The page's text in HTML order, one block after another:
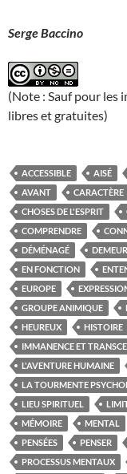
Serge Baccino
(Note : Sauf pour les
libres et gratuites)
ACCESSIBLE AISÉ
AVANT
CARACTÈRE
CHOSES DE L'ESPRIT
COMPRENDRE
DÉMÉNAGÉ
EN FONCTION
EUROPE
GROUPE ANIMIQUE
HEUREUX
HISTOIRE
IMMANENCE ET
L'AVENTURE HUMAINE
LA TOURMENTE
LIEU SPIRITUEL
MÉMOIRE
MENTAL
PENSÉES
PENSER
PROCESSUS MENTAUX